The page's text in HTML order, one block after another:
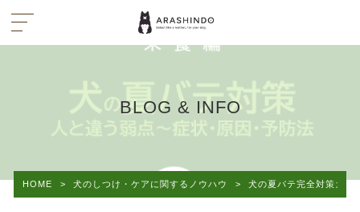
BLOG & INFO
HOME > 犬のしつけ・ケアに関するノウハウ > 犬の夏バテ完全対策ガイ